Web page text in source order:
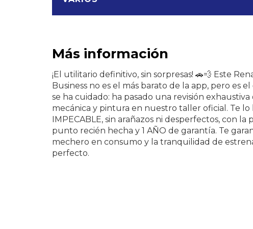
Más información
¡El utilitario definitivo, sin sorpresas! 🚗💨 Este
Business no es el más barato de la app, pero es
se ha cuidado: ha pasado una revisión exhaustiva
mecánica y pintura en nuestro taller oficial. Te lo
IMPECABLE, sin arañazos ni desperfectos, con la
punto recién hecha y 1 AÑO de garantía. Te
mechero en consumo y la tranquilidad de
perfecto.